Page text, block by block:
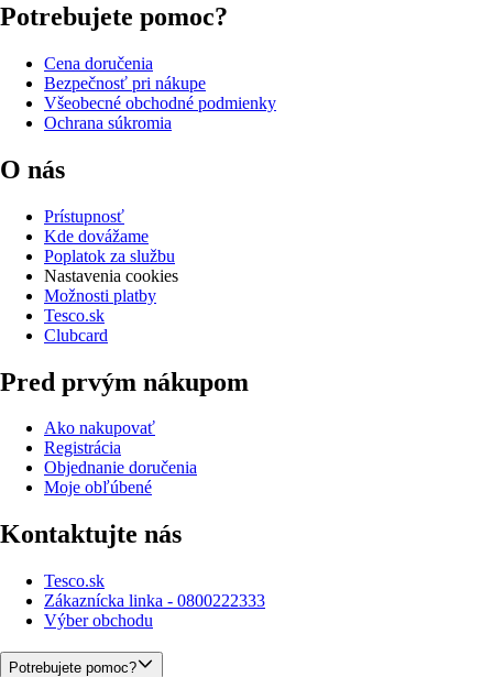
Potrebujete pomoc?
Cena doručenia
Bezpečnosť pri nákupe
Všeobecné obchodné podmienky
Ochrana súkromia
O nás
Prístupnosť
Kde dovážame
Poplatok za službu
Nastavenia cookies
Možnosti platby
Tesco.sk
Clubcard
Pred prvým nákupom
Ako nakupovať
Registrácia
Objednanie doručenia
Moje obľúbené
Kontaktujte nás
Tesco.sk
Zákaznícka linka - 0800222333
Výber obchodu
Potrebujete pomoc?